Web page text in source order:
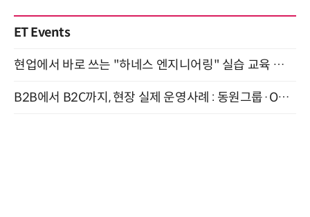
ET Events
현업에서 바로 쓰는 "하네스 엔지니어링" 실습 교육 워크숍 8월 20일 개최
B2B에서 B2C까지, 현장 실제 운영사례 : 동원그룹·OCI·다이닝브랜즈그룹·당근 (8/27)